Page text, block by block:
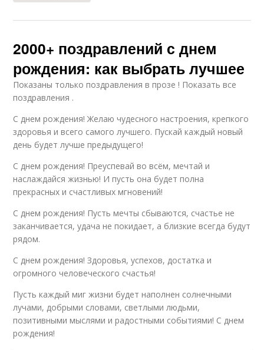
2000+ поздравлений с днем
рождения: как выбрать лучшее
Показаны только поздравления в прозе ! Показать все
поздравления .
С днем рождения! Желаю чудесного настроения, крепкого
здоровья и всего самого лучшего. Пускай каждый новый
день будет лучше предыдущего!
С днем рождения! Преуспевай во всём, мечтай и
наслаждайся жизнью! И пусть она будет полна
прекрасных и счастливых мгновений!
С днем рождения! Пусть мечты сбываются, счастье не
заканчивается, удача не покидает, а близкие всегда будут
рядом.
С днем рождения! Здоровья, успехов, достатка и
огромного человеческого счастья!
Пусть каждый миг жизни будет наполнен солнечными
лучами, добрыми словами, светлыми людьми,
позитивными мыслями и радостными событиями! С днем
рождения!